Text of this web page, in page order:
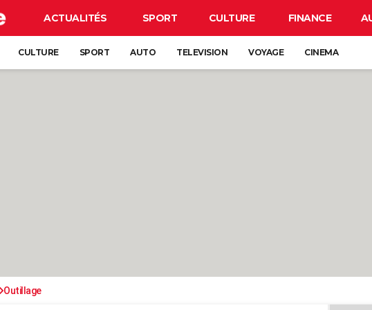
ACTUALITÉS SPORT CULTURE FINANCE
CULTURE SPORT AUTO TELEVISION VOYAGE CINEMA
Outillage